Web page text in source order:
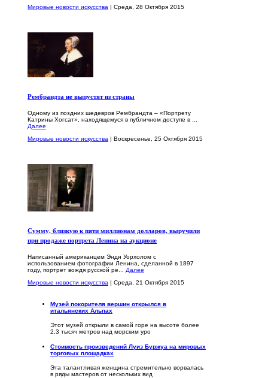
Мировые новости искусства | Среда, 28 Октября 2015
Рембрандта не выпустят из страны
Одному из поздних шедевров Рембрандта – «Портрету
Катрины Хогсат», находящемуся в публичном доступе в ...
Далее
Мировые новости искусства | Воскресенье, 25 Октября 2015
Сумму, близкую к пяти миллионам долларов, выручили
при продаже портрета Ленина на аукционе
Написанный американцем Энди Уорхолом с
использованием фотографии Ленина, сделанной в 1897
году, портрет вождя русской ре... Далее
Мировые новости искусства | Среда, 21 Октября 2015
Музей покорителя вершин открылся в
итальянских Альпах
Этот музей открыли в самой горе на высоте более
2,3 тысяч метров над морским уро
Стоимость произведений Луиз Буржуа на мировых
торговых площадках
Эта талантливая женщина стремительно ворвалась
в ряды мастеров от нескольких вид